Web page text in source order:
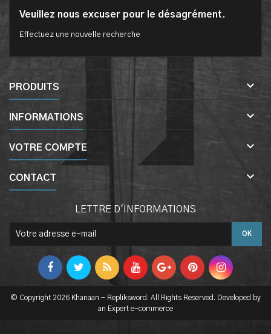
Veuillez nous excuser pour le désagrément.
Effectuez une nouvelle recherche
PRODUITS 
INFORMATIONS 
VOTRE COMPTE 
CONTACT 
LETTRE D'INFORMATIONS
© Copyright 2026 Khanaan - Repliksword. All Rights Reserved. Developed by
an Expert e-commerce